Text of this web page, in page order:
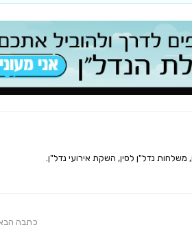
נדל"ן לסין, השקת אירועי נדל"ן.
כתבה